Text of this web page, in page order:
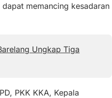
memancing kesadaran
Ungkap Tiga
PKK KKA, Kepala